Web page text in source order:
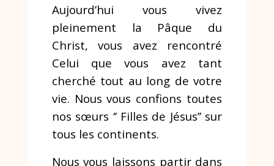
Aujourd’hui vous vivez
pleinement la Pâque du
Christ, vous avez rencontré
Celui que vous avez tant
cherché tout au long de votre
vie. Nous vous confions toutes
nos sœurs ‘’ Filles de Jésus’’ sur
tous les continents.
Nous vous laissons partir dans